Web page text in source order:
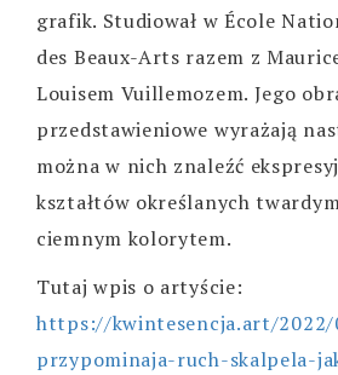
grafik. Studiował w École
des Beaux-Arts razem z
Louisem Vuillemozem. Jego
przedstawieniowe wyrażają
można w nich znaleźć
kształtów określanych
ciemnym kolorytem.
Tutaj wpis o artyście:
https://kwintesencja.art/
przypominaja-ruch-skalpela-